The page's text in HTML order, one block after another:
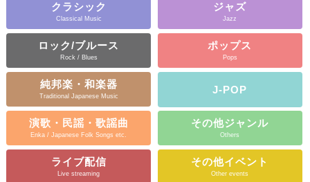
クラシック
Classical Music
ジャズ
Jazz
ロック/ブルース
Rock / Blues
ポップス
Pops
純邦楽・和楽器
Traditional Japanese Music
J-POP
演歌・民謡・歌謡曲
Enka / Japanese Folk Songs etc.
その他ジャンル
Others
ライブ配信
Live streaming
その他イベント
Other events